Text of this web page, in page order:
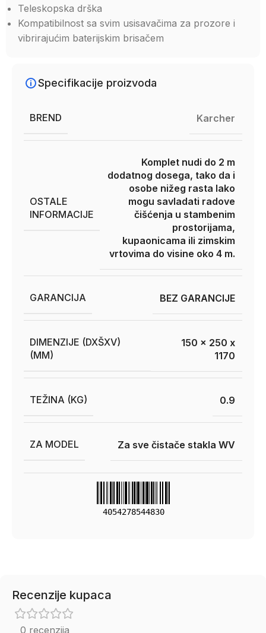
Teleskopska drška
Kompatibilnost sa svim usisavačima za prozore i
vibrirajućim baterijskim brisačem
Specifikacije proizvoda
BREND Karcher
OSTALE
INFORMACIJE
Komplet nudi do 2 m
dodatnog dosega, tako da i
osobe nižeg rasta lako
mogu savladati radove
čišćenja u stambenim
prostorijama,
kupaonicama ili zimskim
vrtovima do visine oko 4 m.
GARANCIJA BEZ GARANCIJE
DIMENZIJE (DXŠXV)
(MM)
150 x 250 x
1170
TEŽINA (KG) 0.9
ZA MODEL Za sve čistače stakla WV
4054278544830
Recenzije kupaca
0 recenzija